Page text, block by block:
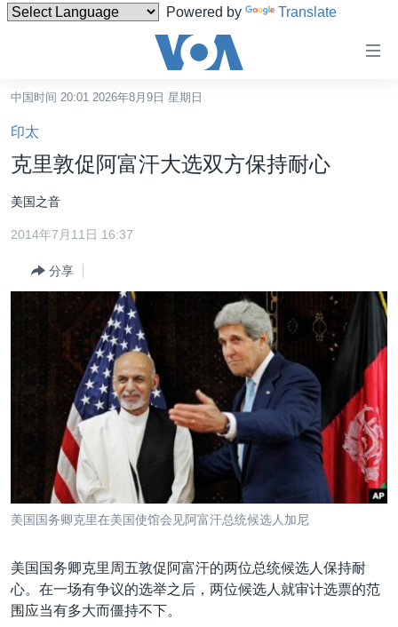
Powered by Translate
碍
链
跳
转
内
台湾
港澳
国际
最新国际新闻
全球议题
分类新闻
经济·金融·贸易
人权·法律·宗教
科教·文娱·体健
环境
白宫要闻
国会报道
美中关系
美国建国250周年
美国之音专访
重要讲话与声明
VOA视频
VOA今日焦点
中文广播
关注我们
中国时间 20:01 2026年8月9日 星期日
印太
克里敦促阿富汗大选双方保持耐心
美国之音
2014年7月11日 16:37
分享
美国国务卿克里在美国使馆会见阿富汗总统候选人加尼
美国国务卿克里周五敦促阿富汗的两位总统候选人保持耐
心。在一场有争议的选举之后，两位候选人就审计选票的范
围应当有多大而僵持不下。